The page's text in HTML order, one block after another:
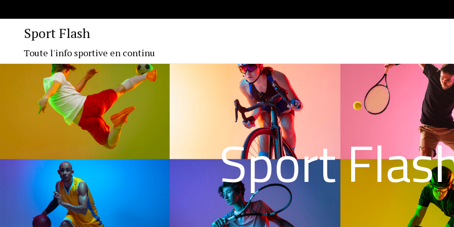
Sport Flash
Toute l'info sportive en continu
Sport